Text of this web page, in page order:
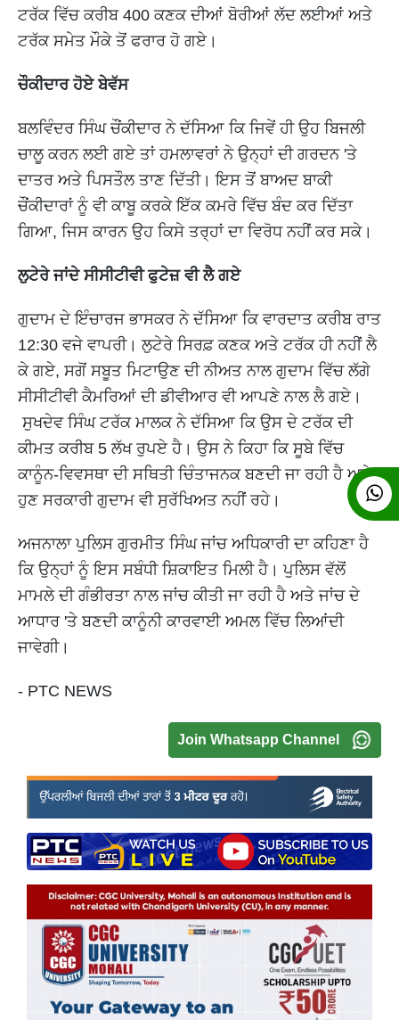
ਟਰੱਕ ਵਿੱਚ ਕਰੀਬ 400 ਕਣਕ ਦੀਆਂ ਬੋਰੀਆਂ ਲੱਦ ਲਈਆਂ ਅਤੇ
ਟਰੱਕ ਸਮੇਤ ਮੌਕੇ ਤੋਂ ਫਰਾਰ ਹੋ ਗਏ।
ਚੌਕੀਦਾਰ ਹੋਏ ਬੇਵੱਸ
ਬਲਵਿੰਦਰ ਸਿੰਘ ਚੌਂਕੀਦਾਰ ਨੇ ਦੱਸਿਆ ਕਿ ਜਿਵੇਂ ਹੀ ਉਹ ਬਿਜਲੀ
ਚਾਲੂ ਕਰਨ ਲਈ ਗਏ ਤਾਂ ਹਮਲਾਵਰਾਂ ਨੇ ਉਨ੍ਹਾਂ ਦੀ ਗਰਦਨ 'ਤੇ
ਦਾਤਰ ਅਤੇ ਪਿਸਤੌਲ ਤਾਣ ਦਿੱਤੀ। ਇਸ ਤੋਂ ਬਾਅਦ ਬਾਕੀ
ਚੌਂਕੀਦਾਰਾਂ ਨੂੰ ਵੀ ਕਾਬੂ ਕਰਕੇ ਇੱਕ ਕਮਰੇ ਵਿੱਚ ਬੰਦ ਕਰ ਦਿੱਤਾ
ਗਿਆ, ਜਿਸ ਕਾਰਨ ਉਹ ਕਿਸੇ ਤਰ੍ਹਾਂ ਦਾ ਵਿਰੋਧ ਨਹੀਂ ਕਰ ਸਕੇ।
ਲੁਟੇਰੇ ਜਾਂਦੇ ਸੀਸੀਟੀਵੀ ਫੁਟੇਜ਼ ਵੀ ਲੈ ਗਏ
ਗੁਦਾਮ ਦੇ ਇੰਚਾਰਜ ਭਾਸਕਰ ਨੇ ਦੱਸਿਆ ਕਿ ਵਾਰਦਾਤ ਕਰੀਬ ਰਾਤ
12:30 ਵਜੇ ਵਾਪਰੀ। ਲੁਟੇਰੇ ਸਿਰਫ਼ ਕਣਕ ਅਤੇ ਟਰੱਕ ਹੀ ਨਹੀਂ ਲੈ
ਕੇ ਗਏ, ਸਗੋਂ ਸਬੂਤ ਮਿਟਾਉਣ ਦੀ ਨੀਅਤ ਨਾਲ ਗੁਦਾਮ ਵਿੱਚ ਲੱਗੇ
ਸੀਸੀਟੀਵੀ ਕੈਮਰਿਆਂ ਦੀ ਡੀਵੀਆਰ ਵੀ ਆਪਣੇ ਨਾਲ ਲੈ ਗਏ।
ਸੁਖਦੇਵ ਸਿੰਘ ਟਰੱਕ ਮਾਲਕ ਨੇ ਦੱਸਿਆ ਕਿ ਉਸ ਦੇ ਟਰੱਕ ਦੀ
ਕੀਮਤ ਕਰੀਬ 5 ਲੱਖ ਰੁਪਏ ਹੈ। ਉਸ ਨੇ ਕਿਹਾ ਕਿ ਸੂਬੇ ਵਿੱਚ
ਕਾਨੂੰਨ-ਵਿਵਸਥਾ ਦੀ ਸਥਿਤੀ ਚਿੰਤਾਜਨਕ ਬਣਦੀ ਜਾ ਰਹੀ ਹੈ ਅਤੇ
ਹੁਣ ਸਰਕਾਰੀ ਗੁਦਾਮ ਵੀ ਸੁਰੱਖਿਅਤ ਨਹੀਂ ਰਹੇ।
ਅਜਨਾਲਾ ਪੁਲਿਸ ਗੁਰਮੀਤ ਸਿੰਘ ਜਾਂਚ ਅਧਿਕਾਰੀ ਦਾ ਕਹਿਣਾ ਹੈ
ਕਿ ਉਨ੍ਹਾਂ ਨੂੰ ਇਸ ਸਬੰਧੀ ਸ਼ਿਕਾਇਤ ਮਿਲੀ ਹੈ। ਪੁਲਿਸ ਵੱਲੋਂ
ਮਾਮਲੇ ਦੀ ਗੰਭੀਰਤਾ ਨਾਲ ਜਾਂਚ ਕੀਤੀ ਜਾ ਰਹੀ ਹੈ ਅਤੇ ਜਾਂਚ ਦੇ
ਆਧਾਰ 'ਤੇ ਬਣਦੀ ਕਾਨੂੰਨੀ ਕਾਰਵਾਈ ਅਮਲ ਵਿੱਚ ਲਿਆਂਦੀ
ਜਾਵੇਗੀ।
- PTC NEWS
Join Whatsapp Channel